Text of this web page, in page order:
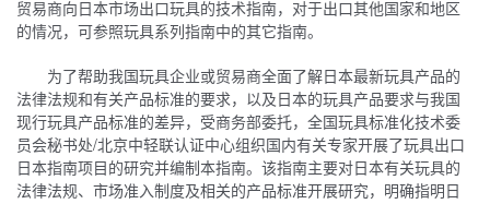
贸易商向日本市场出口玩具的技术指南，对于出口其他国家和地区
的情况，可参照玩具系列指南中的其它指南。
为了帮助我国玩具企业或贸易商全面了解日本最新玩具产品的
法律法规和有关产品标准的要求，以及日本的玩具产品要求与我国
现行玩具产品标准的差异，受商务部委托，全国玩具标准化技术委
员会秘书处/北京中轻联认证中心组织国内有关专家开展了玩具出口
日本指南项目的研究并编制本指南。该指南主要对日本有关玩具的
法律法规、市场准入制度及相关的产品标准开展研究，明确指明日